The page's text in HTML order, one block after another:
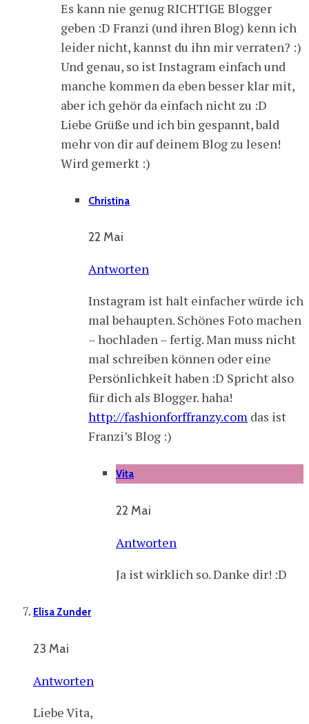
Es kann nie genug RICHTIGE Blogger
geben :D Franzi (und ihren Blog) kenn ich
leider nicht, kannst du ihn mir verraten? :)
Und genau, so ist Instagram einfach und
manche kommen da eben besser klar mit,
aber ich gehör da einfach nicht zu :D
Liebe Grüße und ich bin gespannt, bald
mehr von dir auf deinem Blog zu lesen!
Wird gemerkt :)
Christina
22 Mai
Antworten
Instagram ist halt einfacher würde ich
mal behaupten. Schönes Foto machen
– hochladen – fertig. Man muss nicht
mal schreiben können oder eine
Persönlichkeit haben :D Spricht also
für dich als Blogger. haha!
http://fashionforffranzy.com das ist
Franzi’s Blog :)
Vita
22 Mai
Antworten
Ja ist wirklich so. Danke dir! :D
Elisa Zunder
23 Mai
Antworten
Liebe Vita,